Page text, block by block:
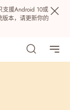
援Android 10或
本，请更新你的